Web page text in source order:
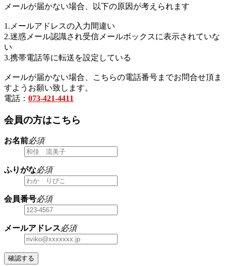
メールが届かない場合、以下の原因が考えられます
1.メールアドレスの入力間違い
2.迷惑メール認識され受信メールボックスに表示されていな
い
3.携帯電話等に転送を設定している
メールが届かない場合、こちらの電話番号までお問合せ頂ま
すようお願い致します。
電話： 073-421-4411
会員の方はこちら
お名前必須
ふりがな必須
会員番号必須
メールアドレス必須
確認する